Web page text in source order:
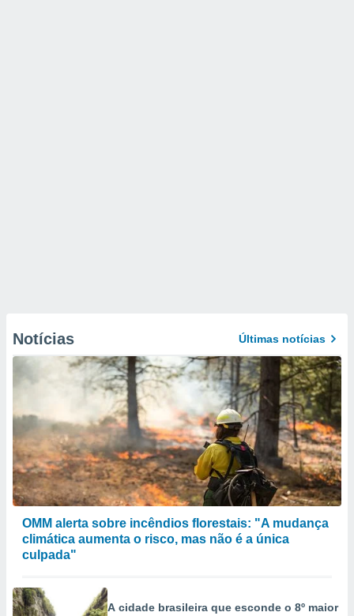
Notícias Últimas notícias
OMM alerta sobre incêndios florestais: "A mudança
climática aumenta o risco, mas não é a única
culpada"
A cidade brasileira que esconde o 8º maior